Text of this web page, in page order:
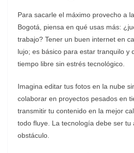
Para sacarle el máximo provecho a
Bogotá, piensa en qué usas más:
trabajo? Tener un buen internet en
lujo; es básico para estar tranquilo y
tiempo libre sin estrés tecnológico.
Imagina editar tus fotos en la nube
colaborar en proyectos pesados en
transmitir tu contenido en la mejor
todo fluye. La tecnología debe ser tu
obstáculo.